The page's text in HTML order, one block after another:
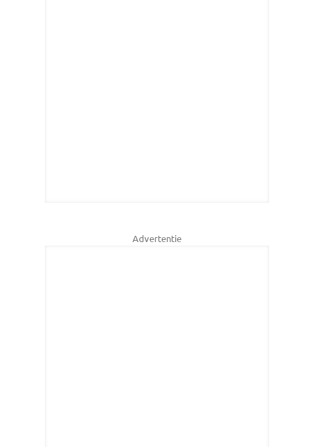
Advertentie